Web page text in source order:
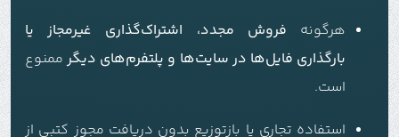
هرگونه فروش مجدد، اشتراک‌گذاری غیرمجاز یا
بارگذاری فایل‌ها در سایت‌ها و پلتفرم‌های دیگرممنوع
است.
استفاده تجاری یا بازتوزیع بدون دریافت مجوز کتبی از